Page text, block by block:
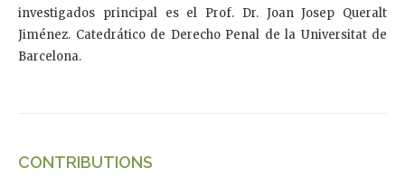
investigados principal es el Prof. Dr. Joan Josep Queralt
Jiménez. Catedrático de Derecho Penal de la Universitat de
Barcelona.
CONTRIBUTIONS